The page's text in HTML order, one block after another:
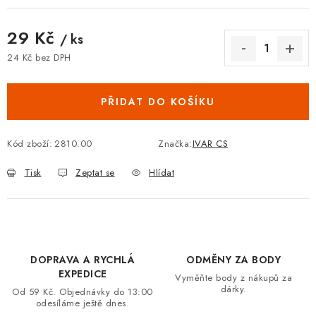
DOPRAVA A PLATBA
MOJE OBJEDNÁVKA
ZNAČKY
Hodnocení obchodu 🚚 Stav objednávky
Kontakt
Obchodní podmínky
29 Kč / ks
24 Kč bez DPH
PŘIDAT DO KOŠÍKU
Kód zboží: 2810.00 Značka:IVAR CS
Tisk Zeptat se Hlídat
DOPRAVA A RYCHLÁ
EXPEDICE
Od 59 Kč. Objednávky do 13:00
odesíláme ještě dnes.
ODMĚNY ZA BODY
Vyměňte body z nákupů za
dárky.